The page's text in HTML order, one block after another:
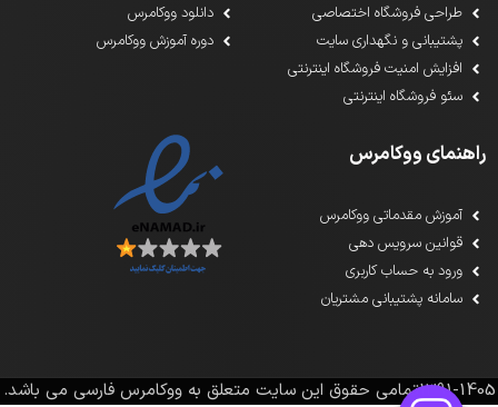
طراحی فروشگاه اختصاصی
پشتیبانی و نگهداری سایت
افزایش امنیت فروشگاه اینترنتی
سئو فروشگاه اینترنتی
دانلود ووکامرس
دوره آموزش ووکامرس
راهنمای ووکامرس
آموزش مقدماتی ووکامرس
قوانین سرویس دهی
ورود به حساب کاربری
سامانه پشتیبانی مشتریان
1391-1405تمامی حقوق این سایت متعلق به ووکامرس فارسی می باشد.